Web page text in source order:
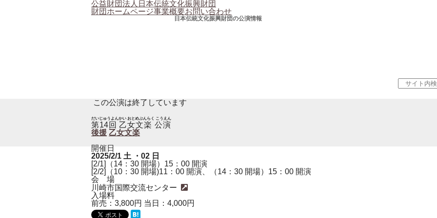
公益財団法人日本伝統文化振興財団
財団ホームページ事業概要お問い合わせ
日本伝統文化振興財団の公演情報
この公演は終了しています
第14回 乙女文楽 公演
だいじゅうよんかい おとめぶんらく こうえん
後援 乙女文楽
開催日
2025/2/1 土 ・02 日
[2/1]（14：30 開場）15：00 開演
[2/2]（10：30 開場)11：00 開演、（14：30 開場）15：00 開演
会 場
川崎市国際交流センター
入場料
前売：3,800円 当日：4,000円